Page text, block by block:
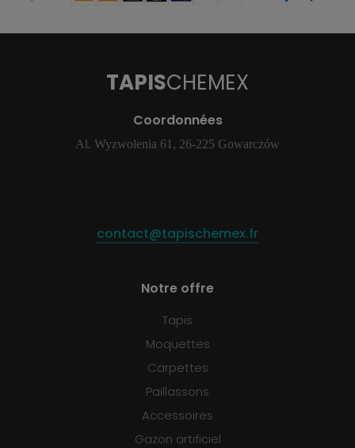
TAPISCHEMEX
Coordonnées
Al. Wyzwolenia 61, 26-225 Gowarczów
contact@tapischemex.fr
Notre offre
Tapis
Moquettes
Carpettes
Paillassons
Accessoires
Gazon artificiel